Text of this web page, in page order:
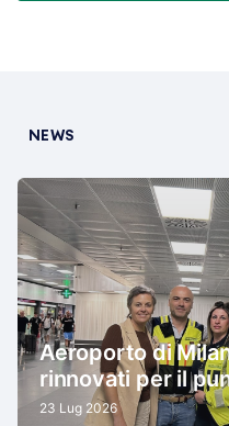
NEWS
Aeroporto di
rinnovati per il
23 Lug 2026